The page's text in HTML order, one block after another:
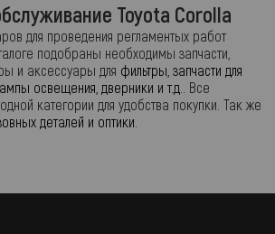
Toyota Corolla
для проведения регламентых работ
подобраны необходимы запчасти,
и аксессуары для фильтры, запчасти для
освещения, дверники и т.д.
. Все
категории для удобства покупки. Так же
деталей и оптики.